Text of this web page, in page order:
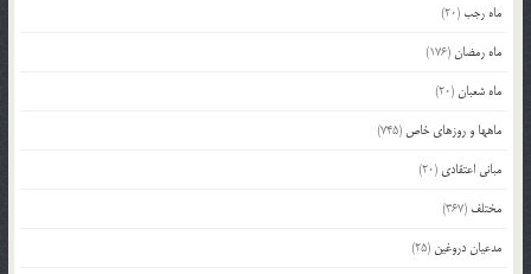
ماه رجب(20)
ماه رمضان(176)
ماه شعبان(20)
ماهها و روزهای خاص (745)
مبانی اعتقادی (20)
مختلف (367)
مدعیان دروغین (25)